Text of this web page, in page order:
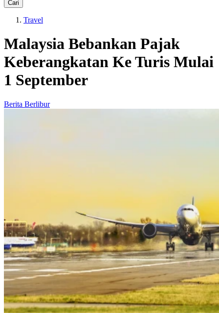
Cari
Travel
Malaysia Bebankan Pajak
Keberangkatan Ke Turis Mulai
1 September
Berita Berlibur